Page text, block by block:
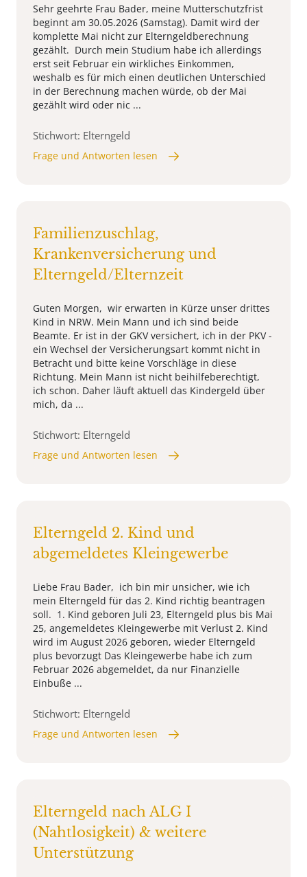
Sehr geehrte Frau Bader, meine Mutterschutzfrist
beginnt am 30.05.2026 (Samstag). Damit wird der
komplette Mai nicht zur Elterngeldberechnung
gezählt. Durch mein Studium habe ich allerdings
erst seit Februar ein wirkliches Einkommen,
weshalb es für mich einen deutlichen Unterschied
in der Berechnung machen würde, ob der Mai
gezählt wird oder nic ...
Stichwort: Elterngeld
Frage und Antworten lesen
Familienzuschlag,
Krankenversicherung und
Elterngeld/Elternzeit
Guten Morgen, wir erwarten in Kürze unser drittes
Kind in NRW. Mein Mann und ich sind beide
Beamte. Er ist in der GKV versichert, ich in der PKV -
ein Wechsel der Versicherungsart kommt nicht in
Betracht und bitte keine Vorschläge in diese
Richtung. Mein Mann ist nicht beihilfeberechtigt,
ich schon. Daher läuft aktuell das Kindergeld über
mich, da ...
Stichwort: Elterngeld
Frage und Antworten lesen
Elterngeld 2. Kind und
abgemeldetes Kleingewerbe
Liebe Frau Bader, ich bin mir unsicher, wie ich
mein Elterngeld für das 2. Kind richtig beantragen
soll. 1. Kind geboren Juli 23, Elterngeld plus bis Mai
25, angemeldetes Kleingewerbe mit Verlust 2. Kind
wird im August 2026 geboren, wieder Elterngeld
plus bevorzugt Das Kleingewerbe habe ich zum
Februar 2026 abgemeldet, da nur Finanzielle
Einbuße ...
Stichwort: Elterngeld
Frage und Antworten lesen
Elterngeld nach ALG I
(Nahtlosigkeit) & weitere
Unterstützung